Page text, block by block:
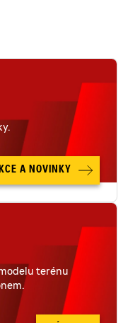
A NOVINKY
terénu